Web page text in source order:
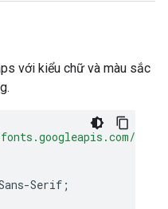
với kiểu chữ và màu sắc
-Serif ;